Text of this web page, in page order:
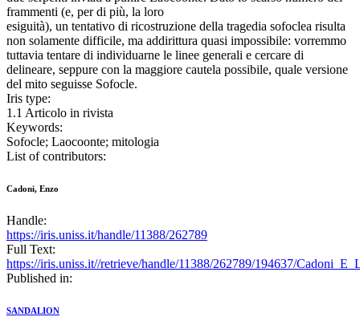
frammenti (e, per di più, la loro
esiguità), un tentativo di ricostruzione della tragedia sofoclea risulta
non solamente difficile, ma addirittura quasi impossibile: vorremmo
tuttavia tentare di individuarne le linee generali e cercare di
delineare, seppure con la maggiore cautela possibile, quale versione
del mito seguisse Sofocle.
Iris type:
1.1 Articolo in rivista
Keywords:
Sofocle; Laocoonte; mitologia
List of contributors:
Cadoni, Enzo
Handle:
https://iris.uniss.it/handle/11388/262789
Full Text:
https://iris.uniss.it//retrieve/handle/11388/262789/194637/
Published in:
SANDALION